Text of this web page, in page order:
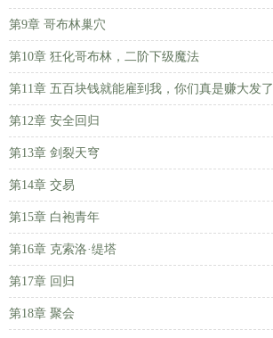
第9章 哥布林巢穴
第10章 狂化哥布林，二阶下级魔法
第11章 五百块钱就能雇到我，你们真是赚大发了
第12章 安全回归
第13章 剑裂天穹
第14章 交易
第15章 白袍青年
第16章 克索洛·缇塔
第17章 回归
第18章 聚会